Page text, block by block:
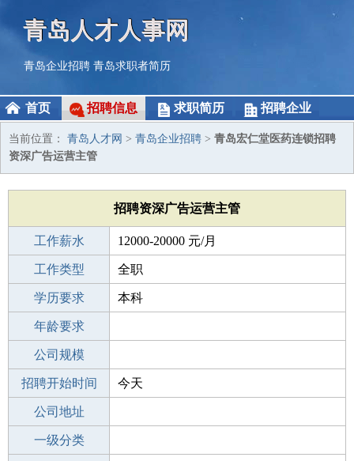
青岛人才人事网
青岛企业招聘 青岛求职者简历
首页 招聘信息 求职简历 招聘企业
当前位置： 青岛人才网 > 青岛企业招聘 > 青岛宏仁堂医药连锁招聘
资深广告运营主管
招聘资深广告运营主管
工作薪水 12000-20000 元/月
招聘人数 1人
工作类型 全职
性别要求 -
学历要求 本科
工作经验
年龄要求
工作地点
公司规模
公司电话
招聘开始时间 今天
招聘结束时间
公司地址
一级分类